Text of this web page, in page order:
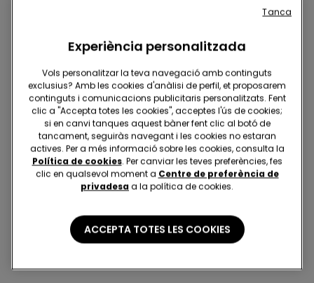
-40%
Banyador Una Peça Bandó
amb Frunzit Micro
-41%
3 Colors
Pijama Curt Bàsic amb
Rivets de Cotó amb
Experiència personalitzada
Vols personalitzar la teva navegació amb continguts
exclusius? Amb les cookies d'anàlisi de perfil, et proposarem
continguts i comunicacions publicitaris personalitzats. Fent
clic a "Accepta totes les cookies", acceptes l'ús de cookies;
si en canvi tanques aquest bàner fent clic al botó de
tancament, seguiràs navegant i les cookies no estaran
actives. Per a més informació sobre les cookies, consulta la
Política de cookies. Per canviar les teves preferències, fes
clic en qualsevol moment a Centre de preferència de
privadesa a la política de cookies.
ACCEPTA TOTES LES COOKIES
Tanca